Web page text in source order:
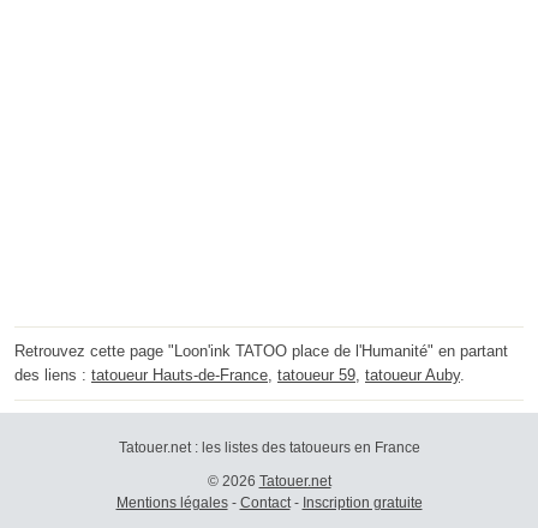
Retrouvez cette page "Loon'ink TATOO place de l'Humanité" en partant
des liens : tatoueur Hauts-de-France tatoueur 59 tatoueur Auby.
Tatouer.net : les listes des tatoueurs en France
© 2026 Tatouer.net
Mentions légales- Contact- Inscription gratuite